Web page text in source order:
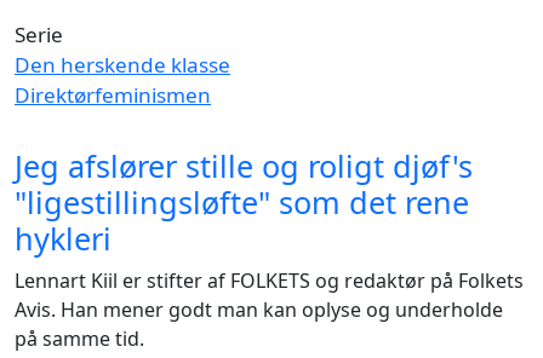
Serie
Den herskende klasse
Direktørfeminismen
Jeg afslører stille og roligt djøf's
"ligestillingsløfte" som det rene
hykleri
Lennart Kiil er stifter af FOLKETS og redaktør på Folkets
Avis. Han mener godt man kan oplyse og underholde
på samme tid.